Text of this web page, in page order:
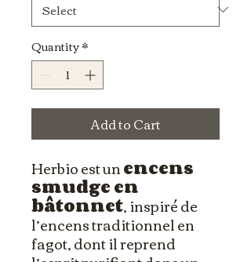
Quantity*
Add to Cart
Herbio est unencens
smudge en
bâtonnet, inspiré de
l’encens traditionnel en
fagot, dont il reprend